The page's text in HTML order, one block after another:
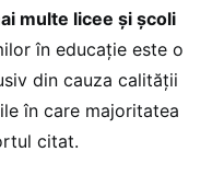
multe licee și școli
în educație este o
din cauza calității
în care majoritatea
citat.